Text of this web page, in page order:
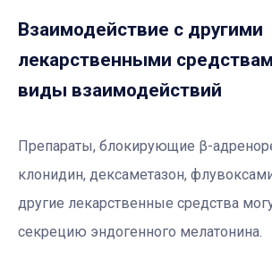
Взаимодействие с другими
лекарственными
виды взаимодействий
Препараты, блокирующие β-
клонидин, дексаметазон,
другие лекарственные средства
секрецию эндогенного мелатонина.